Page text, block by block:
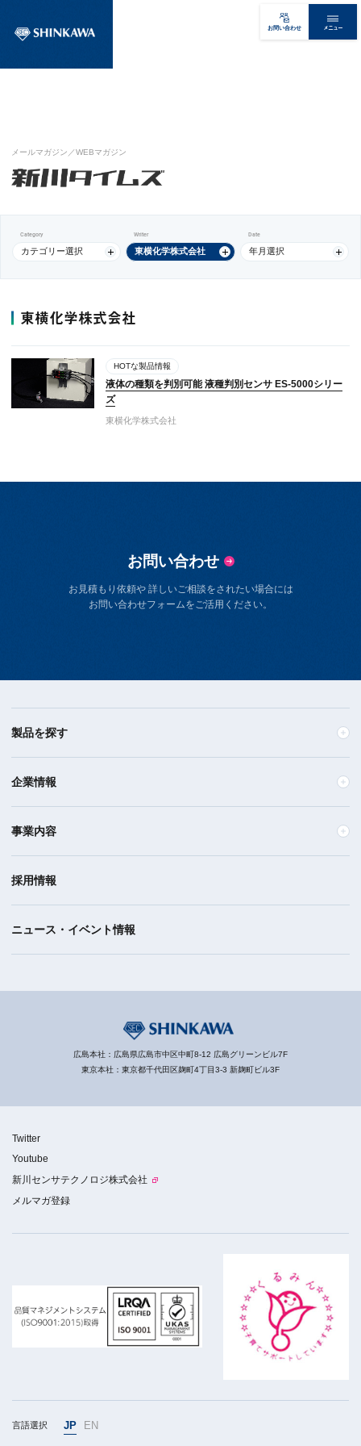
お問い合わせ メニュー
メールマガジン／WEBマガジン
Category
カテゴリー選択
Writer
東横化学株式会社
Date
年月選択
東横化学株式会社
HOTな製品情報
液体の種類を判別可能 液種判別センサ ES-5000シリー
ズ
東横化学株式会社
お問い合わせ
お見積もり依頼や 詳しいご相談をされたい場合には
お問い合わせフォームをご活用ください。
製品を探す
企業情報
事業内容
採用情報
ニュース・イベント情報
広島本社：広島県広島市中区中町8-12 広島グリーンビル7F
東京本社：東京都千代田区麹町4丁目3-3 新麹町ビル3F
Twitter
Youtube
新川センサテクノロジ株式会社
メルマガ登録
言語選択 JP EN